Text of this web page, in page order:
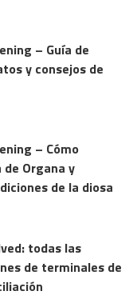
– Guía de
y consejos de
– Cómo
Organa y
de la diosa
todas las
de terminales de